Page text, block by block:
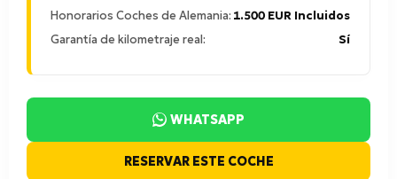
Honorarios Coches de Alemania: 1.500 EUR Incluidos
Garantía de kilometraje real:
Sí
WHATSAPP
RESERVAR ESTE COCHE